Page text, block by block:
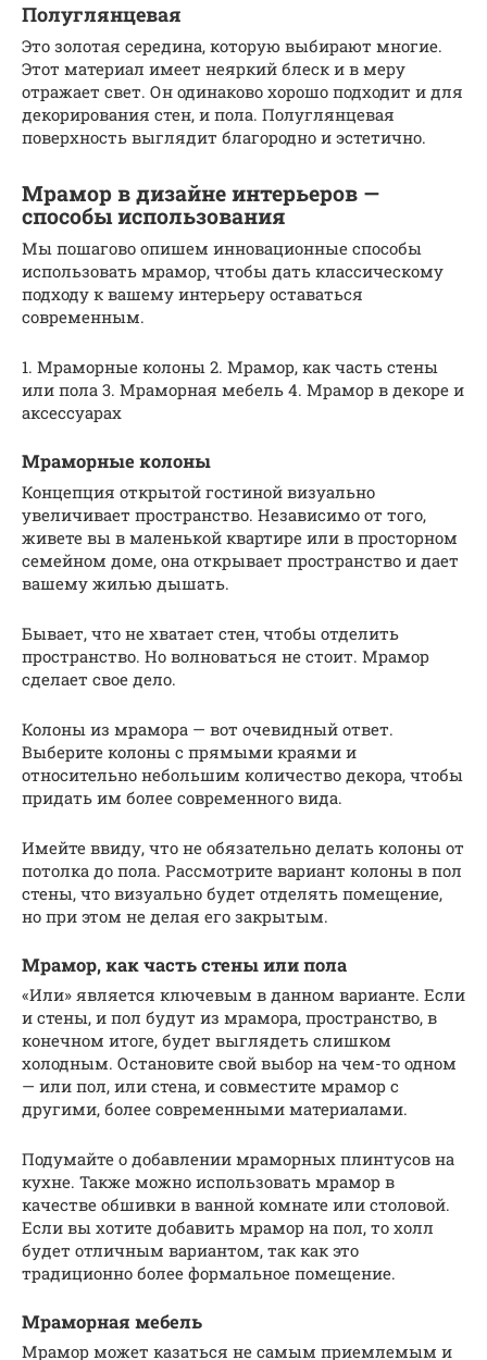
Полуглянцевая
Это золотая середина, которую выбирают многие.
Этот материал имеет неяркий блеск и в меру
отражает свет. Он одинаково хорошо подходит и для
декорирования стен, и пола. Полуглянцевая
поверхность выглядит благородно и эстетично.
Мрамор в дизайне интерьеров —
способы использования
Мы пошагово опишем инновационные способы
использовать мрамор, чтобы дать классическому
подходу к вашему интерьеру оставаться
современным.
1. Мраморные колоны 2. Мрамор, как часть стены
или пола 3. Мраморная мебель 4. Мрамор в декоре и
аксессуарах
Мраморные колоны
Концепция открытой гостиной визуально
увеличивает пространство. Независимо от того,
живете вы в маленькой квартире или в просторном
семейном доме, она открывает пространство и дает
вашему жилью дышать.
Бывает, что не хватает стен, чтобы отделить
пространство. Но волноваться не стоит. Мрамор
сделает свое дело.
Колоны из мрамора — вот очевидный ответ.
Выберите колоны с прямыми краями и
относительно небольшим количество декора, чтобы
придать им более современного вида.
Имейте ввиду, что не обязательно делать колоны от
потолка до пола. Рассмотрите вариант колоны в пол
стены, что визуально будет отделять помещение,
но при этом не делая его закрытым.
Мрамор, как часть стены или пола
«Или» является ключевым в данном варианте. Если
и стены, и пол будут из мрамора, пространство, в
конечном итоге, будет выглядеть слишком
холодным. Остановите свой выбор на чем-то одном
— или пол, или стена, и совместите мрамор с
другими, более современными материалами.
Подумайте о добавлении мраморных плинтусов на
кухне. Также можно использовать мрамор в
качестве обшивки в ванной комнате или столовой.
Если вы хотите добавить мрамор на пол, то холл
будет отличным вариантом, так как это
традиционно более формальное помещение.
Мраморная мебель
Мрамор может казаться не самым приемлемым и